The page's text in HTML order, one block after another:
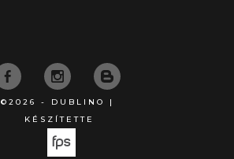
©2026 - DUBLINO |
KÉSZÍTETTE